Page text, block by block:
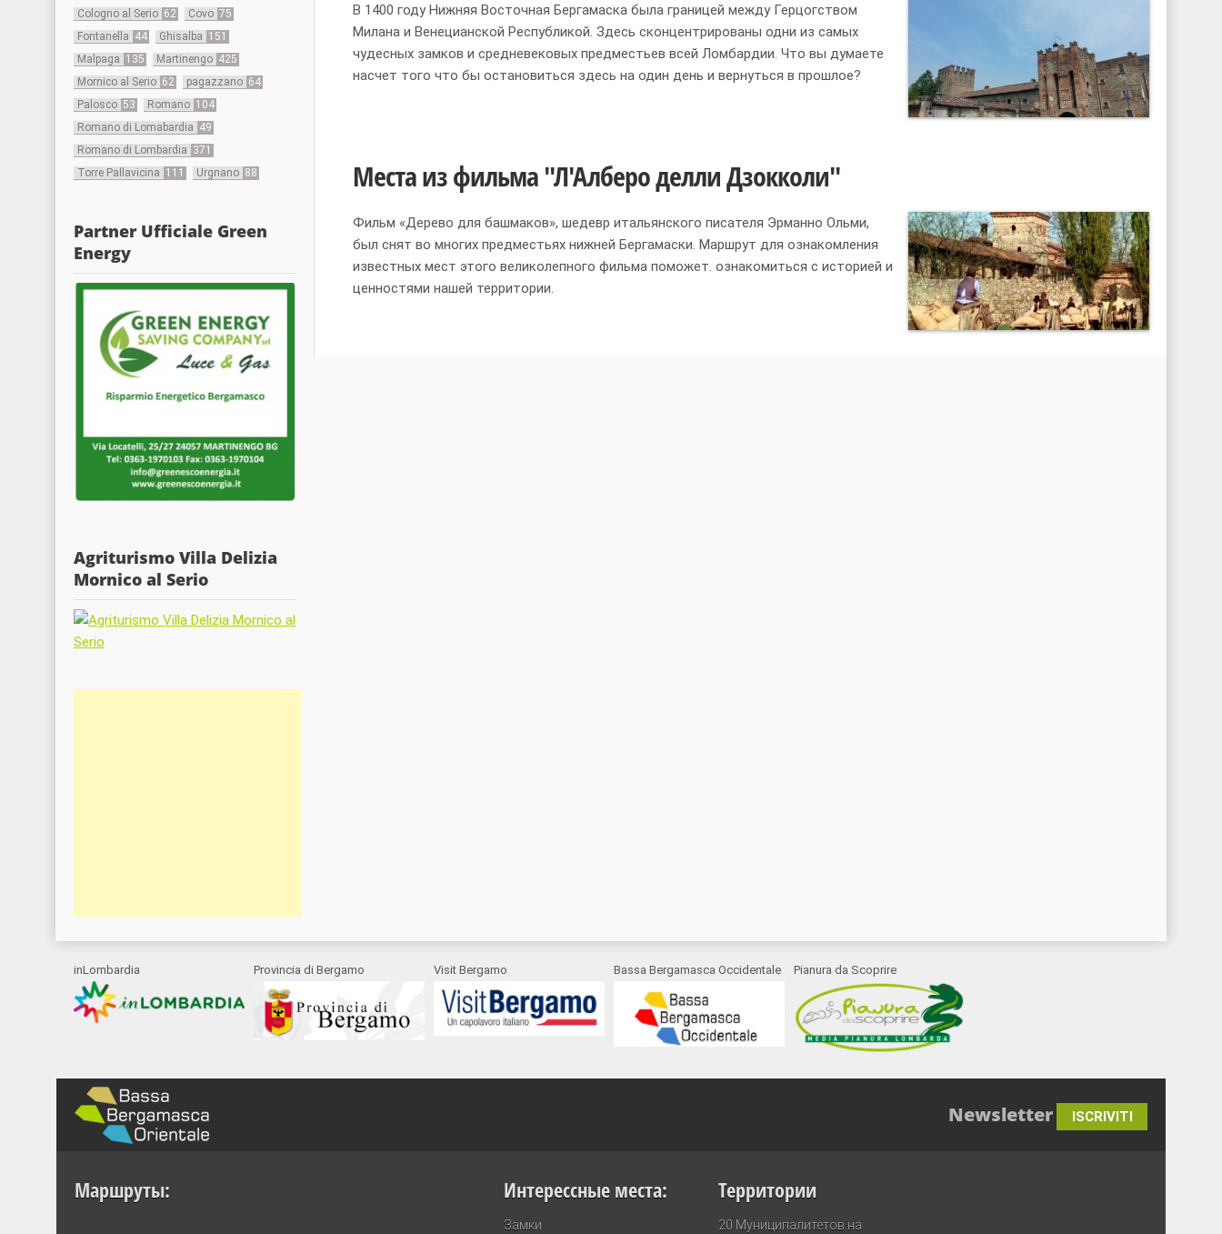
В 1400 году Нижняя Восточная Бергамаска была границей между Герцогством
Милана и Венецианской Республикой. Здесь сконцентрированы одни из самых
чудесных замков и средневековых предместьев всей Ломбардии. Что вы думаете
насчет того что бы остановиться здесь на один день и вернуться в прошлое?
Места из фильма "Л'Алберо делли Дзокколи"
Фильм «Дерево для башмаков», шедевр итальянского писателя Эрманно Ольми,
был снят во многих предместьях нижней Бергамаски. Маршрут для ознакомления
известных мест этого великолепного фильма поможет. ознакoмиться с историей и
ценностями нашей территории.
Cologno al Serio 62 Covo 75
Fontanella 44 Ghisalba 151
Malpaga 135 Martinengo 425
Mornico al Serio 62 pagazzano 64
Palosco 53 Romano 104
Romano di Lomabardia 49
Romano di Lombardia 371
Torre Pallavicina 111 Urgnano 88
Partner Ufficiale Green
Energy
Agriturismo Villa Delizia
Mornico al Serio
inLombardia Provincia di Bergamo Visit Bergamo Bassa Bergamasca Occidentale Pianura da Scoprire
Newsletter ISCRIVITI
Маршруты: Интерессные места:
Замки
Территории
20 Муниципалитетов на